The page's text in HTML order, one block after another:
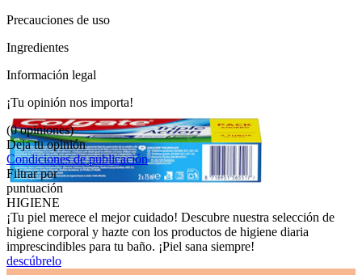
Precauciones de uso
Ingredientes
Información legal
¡Tu opinión nos importa!
(0 opiniones)
Deja tu opinión
Condiciones de publicación
Filtrar por
puntuación
HIGIENE
¡Tu piel merece el mejor cuidado! Descubre nuestra selección de
higiene corporal y hazte con los productos de higiene diaria
imprescindibles para tu baño. ¡Piel sana siempre!
descúbrelo